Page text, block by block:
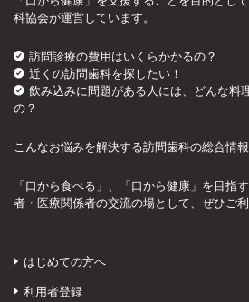
科協会が運営しています。
訪問診療の費用はいくらかかるの？
近くの訪問歯科を探したい！
飲み込みに問題がある人には、どんな料
の？
こんなお悩みを解決する訪問歯科の総合情報
「口から食べる」、「口から健康」を目指
者・医療関係者の交流の場として、ぜひご利
はじめての方へ
利用者登録